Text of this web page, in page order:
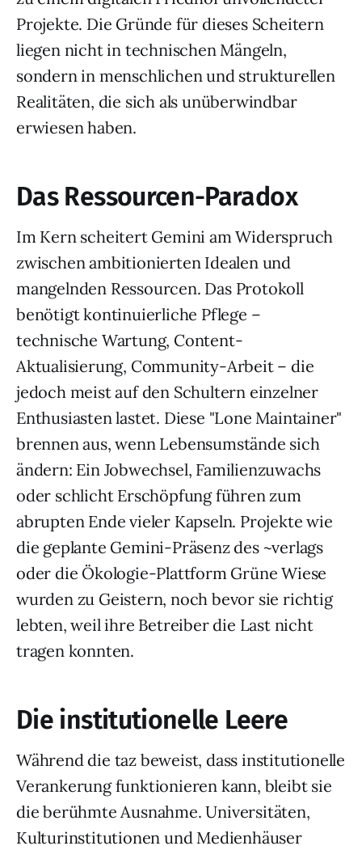
Projekte. Die Gründe für dieses Scheitern
liegen nicht in technischen Mängeln,
sondern in menschlichen und strukturellen
Realitäten, die sich als unüberwindbar
erwiesen haben.
Das Ressourcen-Paradox
Im Kern scheitert Gemini am Widerspruch
zwischen ambitionierten Idealen und
mangelnden Ressourcen. Das Protokoll
benötigt kontinuierliche Pflege –
technische Wartung, Content-
Aktualisierung, Community-Arbeit – die
jedoch meist auf den Schultern einzelner
Enthusiasten lastet. Diese "Lone Maintainer"
brennen aus, wenn Lebensumstände sich
ändern: Ein Jobwechsel, Familienzuwachs
oder schlicht Erschöpfung führen zum
abrupten Ende vieler Kapseln. Projekte wie
die geplante Gemini-Präsenz des ~verlags
oder die Ökologie-Plattform Grüne Wiese
wurden zu Geistern, noch bevor sie richtig
lebten, weil ihre Betreiber die Last nicht
tragen konnten.
Die institutionelle Leere
Während die taz beweist, dass institutionelle
Verankerung funktionieren kann, bleibt sie
die berühmte Ausnahme. Universitäten,
Kulturinstitutionen und Medienhäuser